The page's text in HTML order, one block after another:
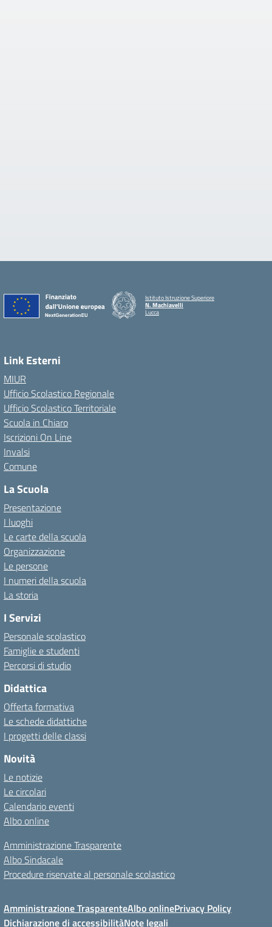
Istituto Istruzione Superiore
N. Machiavelli
Lucca
Link Esterni
MIUR
Ufficio Scolastico Regionale
Ufficio Scolastico Territoriale
Scuola in Chiaro
Iscrizioni On Line
Invalsi
Comune
La Scuola
Presentazione
I luoghi
Le carte della scuola
Organizzazione
Le persone
I numeri della scuola
La storia
I Servizi
Personale scolastico
Famiglie e studenti
Percorsi di studio
Didattica
Offerta formativa
Le schede didattiche
I progetti delle classi
Novità
Le notizie
Le circolari
Calendario eventi
Albo online
Amministrazione Trasparente
Albo Sindacale
Procedure riservate al personale scolastico
Amministrazione TrasparenteAlbo onlinePrivacy Policy
Dichiarazione di accessibilitàNote legali